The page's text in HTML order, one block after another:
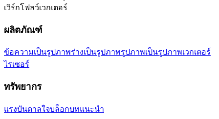
เวิร์กโฟลว์เวกเตอร์
ผลิตภัณฑ์
ข้อความเป็นรูปภาพร่างเป็นรูปภาพรูปภาพเป็นรูปภาพเวกเตอร์
ไรเซอร์
ทรัพยากร
แรงบันดาลใจบล็อกบทแนะนำ